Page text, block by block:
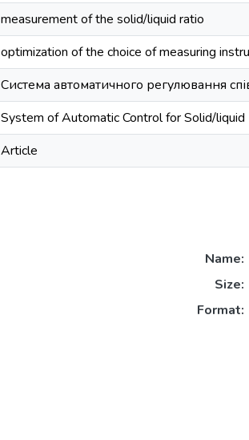
measurement of the solid/liquid ratio
optimization of the choice of measuring
Система автоматичного регулювання
System of Automatic Control for Solid/
Article
Name:
Size:
Format: